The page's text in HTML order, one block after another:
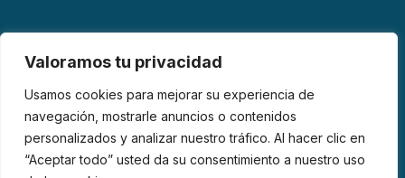
Valoramos tu privacidad
Usamos cookies para mejorar su experiencia de
navegación, mostrarle anuncios o contenidos
personalizados y analizar nuestro tráfico. Al hacer clic en
“Aceptar todo” usted da su consentimiento a nuestro uso
© 2026 AFIBROM. Todos los derechos reservados.